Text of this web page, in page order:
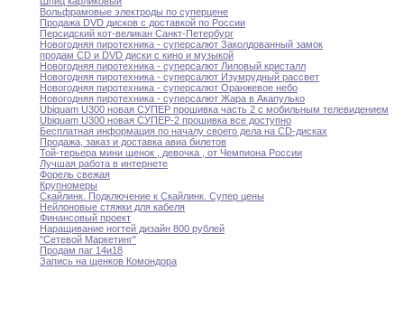
Вольфрамовые электроды по суперцене
Продажа DVD дисков с доставкой по России
Персидский кот-великан Санкт-Петербург
Новогодняя пиротехника - суперсалют Заколдованный замок
продам CD и DVD диски с кино и музыкой
Новогодняя пиротехника - суперсалют Лиловый кристалл
Новогодняя пиротехника - суперсалют Изумрудный рассвет
Новогодняя пиротехника - суперсалют Оранжевое небо
Новогодняя пиротехника - суперсалют Жара в Акапулько
Ubiquam U300 новая СУПЕР прошивка часть 2 с мобильным телевидением
Ubiquam U300 новая СУПЕР-2 прошивка все доступно
Бесплатная информация по началу своего дела на CD-дисках
Продажа заказ и доставка авиа билетов
Той-терьера мини щенок
девочка от Чемпиона России
Лучшая работа в интернете
Форель свежая
Крупномеры
Скайлинк
Подключение к Скайлинк Супер цены
Нейлоновые стяжки для кабеля
Финансовый проект
Наращивание ногтей дизайн 800 рублей
"Сетевой Маркетинг"
Продам паг 14и18
Запись на щенков Комондора